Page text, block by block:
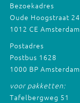
Bezoekadres
Oude Hoogstraat 24
1012 CE Amsterdam
Postadres
Postbus 1628
1000 BP Amsterdam
voor pakketten:
Tafelbergweg 51